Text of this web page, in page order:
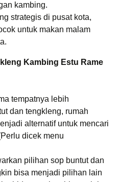
kambing.
strategis di pusat kota,
untuk makan malam
Kambing Estu Rame
tempatnya lebih
dan tengkleng, rumah
alternatif untuk mencari
dicek menu
pilihan sop buntut dan
bisa menjadi pilihan lain